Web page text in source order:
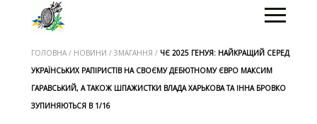
ГОЛОВНА / НОВИНИ / ЗМАГАННЯ / ЧЄ 2025 ГЕНУЯ: НАЙКРАЩИЙ СЕРЕД
УКРАЇНСЬКИХ РАПІРИСТІВ НА СВОЄМУ ДЕБЮТНОМУ ЄВРО МАКСИМ
ГАРАВСЬКИЙ, А ТАКОЖ ШПАЖИСТКИ ВЛАДА ХАРЬКОВА ТА ІННА БРОВКО
ЗУПИНЯЮТЬСЯ В 1/16